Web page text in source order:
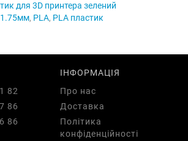
для 3D принтера зелений
, PLA, PLA пластик
82
86
86
ІНФОРМАЦІЯ
Про нас
Доставка
Політика
конфіденційності